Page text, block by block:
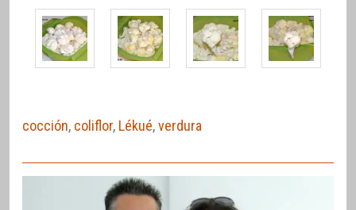
cocción, coliflor, Lékué,verdura